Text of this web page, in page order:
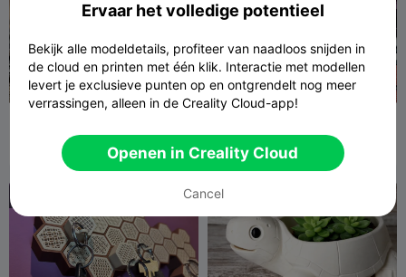
Machine
Gamer
 295 75 TerTer 819
Ervaar het volledige potentieel
Bekijk alle modeldetails, profiteer van naadloos snijden in
de cloud en printen met één klik. Interactie met modellen
levert je exclusieve punten op en ontgrendelt nog meer
verrassingen, alleen in de Creality Cloud-app!
Openen in Creality Cloud
Cancel